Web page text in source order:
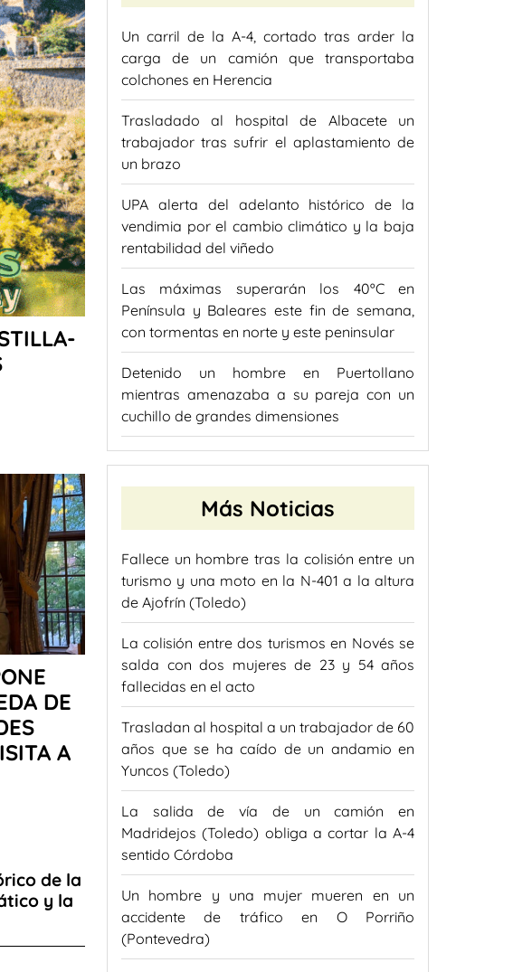
DE
A
de la
y la
Un carril de la A-4, cortado tras arder la
carga de un camión que transportaba
colchones en Herencia
Trasladado al hospital de Albacete un
trabajador tras sufrir el aplastamiento de
un brazo
UPA alerta del adelanto histórico de la
vendimia por el cambio climático y la baja
rentabilidad del viñedo
Las máximas superarán los 40ºC en
Península y Baleares este fin de semana,
con tormentas en norte y este peninsular
Detenido un hombre en Puertollano
mientras amenazaba a su pareja con un
cuchillo de grandes dimensiones
Más Noticias
Fallece un hombre tras la colisión entre un
turismo y una moto en la N-401 a la altura
de Ajofrín (Toledo)
La colisión entre dos turismos en Novés se
salda con dos mujeres de 23 y 54 años
fallecidas en el acto
Trasladan al hospital a un trabajador de 60
años que se ha caído de un andamio en
Yuncos (Toledo)
La salida de vía de un camión en
Madridejos (Toledo) obliga a cortar la A-4
sentido Córdoba
Un hombre y una mujer mueren en un
accidente de tráfico en O Porriño
(Pontevedra)